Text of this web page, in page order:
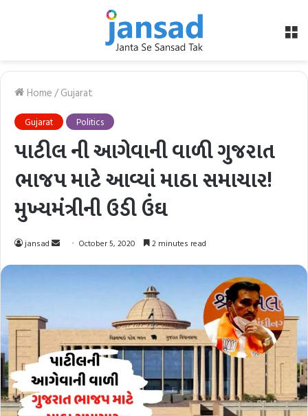
Home/Gujarat
Gujarat Politics
પાટીલ ની આગેવાની વાળી ગુજરાત
ભાજપ માટે આવ્યાં માઠા સમાચાર!
મુખ્યમંત્રીની ઉડી ઉંઘ
jansad
Send October 5, 2020 2 minutes read